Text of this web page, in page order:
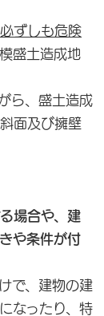
ずしも危険
盛土造成地
、盛土造成
面及び擁壁
場合や、建
や条件が付
で、建物の建
なったり、特